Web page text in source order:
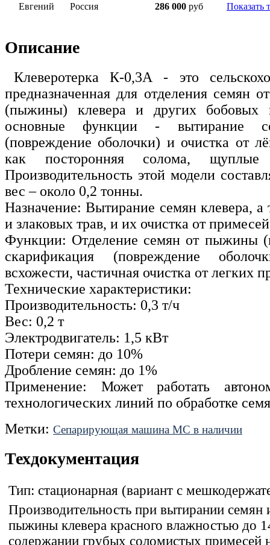
Евгений Россия 286 000 руб Показать
Описание
Клеверотерка К-0,3А - это
предназначенная для отделения семян
(пыжины) клевера и других бобовых
основные функции - вытирание
(повреждение оболочки) и очистка от
как посторонняя солома,
Производительность этой модели
вес – около 0,2 тонны.
Назначение: Вытирание семян клевера,
и злаковых трав, и их очистка от
Функции: Отделение семян от пыжины
скарификация (повреждение
всхожести, частичная очистка от легких
Технические характеристики:
Производительность: 0,3 т/ч
Вес: 0,2 т
Электродвигатель: 1,5 кВт
Потери семян: до 10%
Дробление семян: до 1%
Применение: Может работать
технологических линий по обработке
Метки: Сепарирующая машина МС в наличии
Техдокументация
Тип: стационарная (вариант с
Производительность при вытирании семян
пыжины клевера красного влажностью до
содержании грубых соломистых примесей